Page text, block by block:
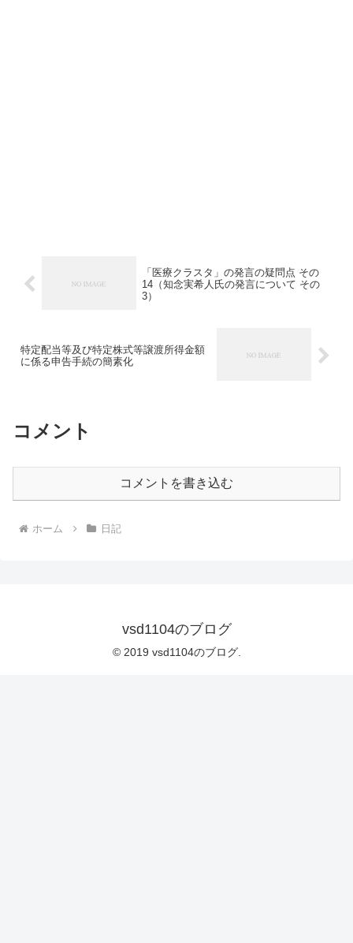
「医療クラスタ」の発言の疑問点 その
14（知念実希人氏の発言について その
3）
特定配当等及び特定株式等譲渡所得金額
に係る申告手続の簡素化
コメント
コメントを書き込む
ホーム 日記
vsd1104のブログ
© 2019 vsd1104のブログ.